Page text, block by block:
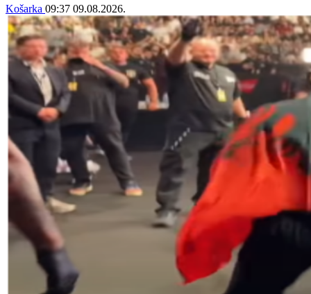
Košarka 09:37 09.08.2026.